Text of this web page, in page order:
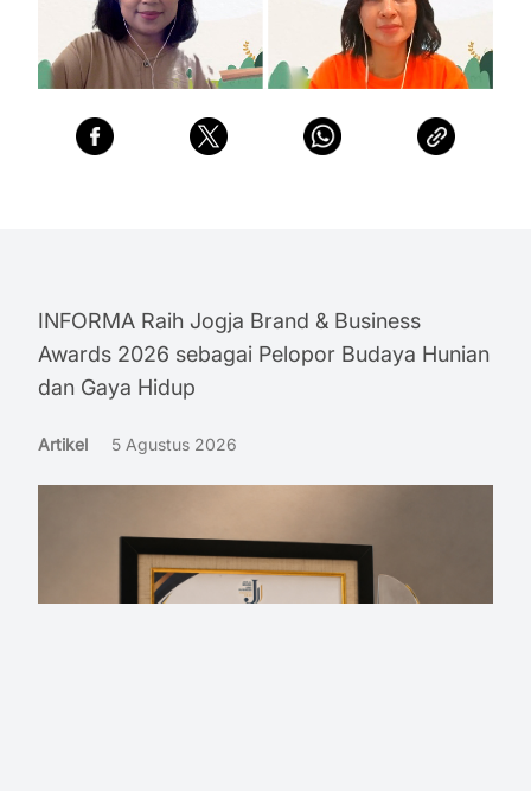
INFORMA Raih Jogja Brand & Business
Awards 2026 sebagai Pelopor Budaya Hunian
dan Gaya Hidup
Artikel 5 Agustus 2026